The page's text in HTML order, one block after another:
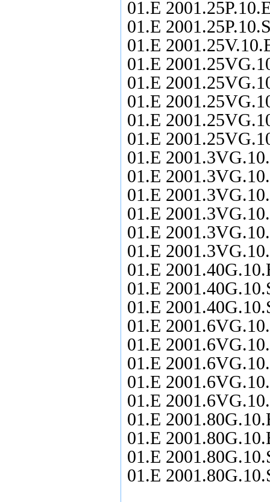
01.E
01.E
01.E
01.E
01.E
01.E
01.E
01.E
01.E
01.E
01.E
01.E
01.E
01.E
01.E
01.E
01.E
01.E
01.E
01.E
01.E
01.E
01.E
01.E
01.E
01.E